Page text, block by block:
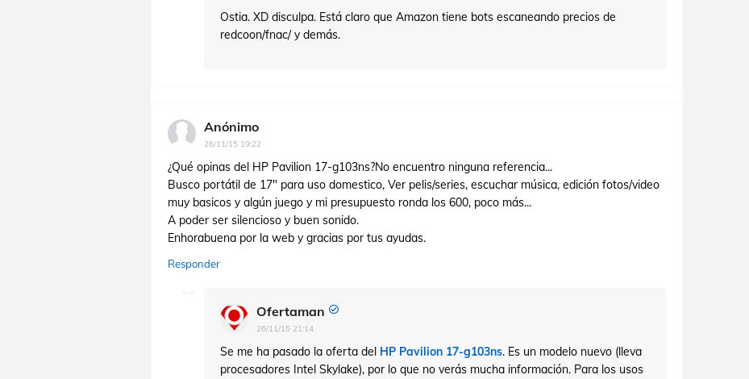
Ostia. XD disculpa. Está claro que Amazon tiene bots escaneando precios de
redcoon/fnac/ y demás.
Anónimo
26/11/15 19:22
¿Qué opinas del HP Pavilion 17-g103ns?No encuentro ninguna referencia...
Busco portátil de 17" para uso domestico, Ver pelis/series, escuchar música, edición fotos/video
muy basicos y algún juego y mi presupuesto ronda los 600, poco más...
A poder ser silencioso y buen sonido.
Enhorabuena por la web y gracias por tus ayudas.
Responder
Ofertaman
26/11/15 21:14
Se me ha pasado la oferta del HP Pavilion 17-g103ns. Es un modelo nuevo (lleva
procesadores Intel Skylake), por lo que no verás mucha información. Para los usos